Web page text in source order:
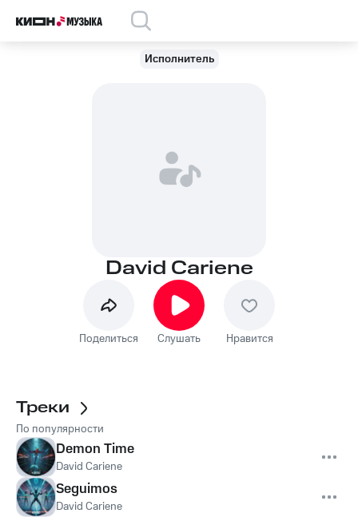
Исполнитель
David Cariene
Поделиться Слушать Нравится
Треки
По популярности
Demon Time
David Cariene
Seguimos
David Cariene